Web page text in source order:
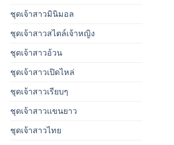
ชุดเจ้าสาวมินิมอล
ชุดเจ้าสาวสไตล์เจ้าหญิง
ชุดเจ้าสาวอ้วน
ชุดเจ้าสาวเปิดไหล่
ชุดเจ้าสาวเรียบๆ
ชุดเจ้าสาวเเขนยาว
ชุดเจ้าสาวไทย